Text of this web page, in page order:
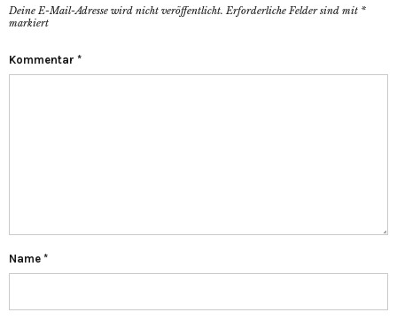
Deine E-Mail-Adresse wird nicht veröffentlicht. Erforderliche Felder sind mit *
markiert
Kommentar *
Name *